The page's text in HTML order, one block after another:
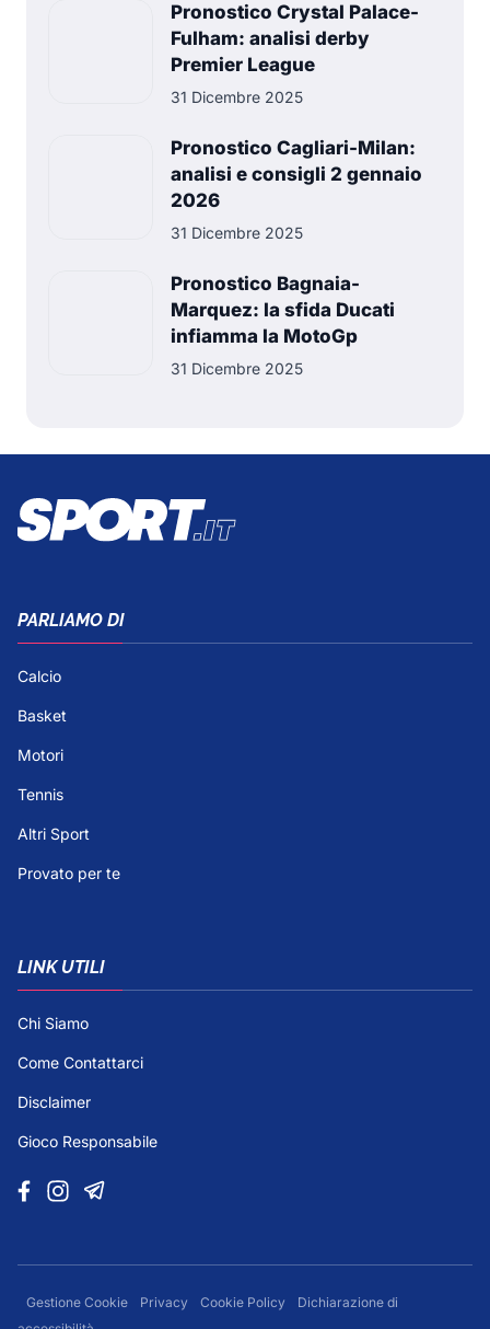
Pronostico Crystal Palace-
Fulham: analisi derby
Premier League
31 Dicembre 2025
Pronostico Cagliari-Milan:
analisi e consigli 2 gennaio
2026
31 Dicembre 2025
Pronostico Bagnaia-
Marquez: la sfida Ducati
infiamma la MotoGp
31 Dicembre 2025
PARLIAMO DI
Calcio
Basket
Motori
Tennis
Altri Sport
Provato per te
LINK UTILI
Chi Siamo
Come Contattarci
Disclaimer
Gioco Responsabile
Gestione Cookie Privacy Cookie Policy
Dichiarazione di